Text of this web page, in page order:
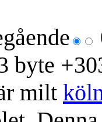
byte
milt